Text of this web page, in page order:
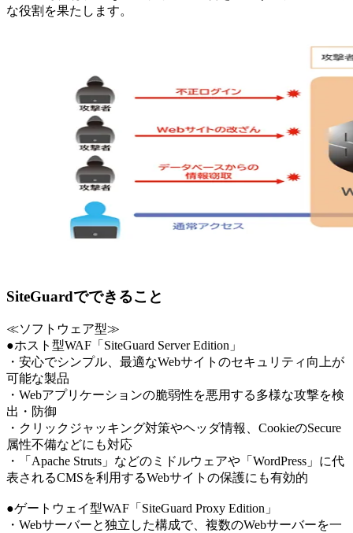
な役割を果たします。
SiteGuardでできること
≪ソフトウェア型≫
●ホスト型WAF「SiteGuard Server Edition」
・安心でシンプル、最適なWebサイトのセキュリティ向上が
可能な製品
・Webアプリケーションの脆弱性を悪用する多様な攻撃を検
出・防御
・クリックジャッキング対策やヘッダ情報、CookieのSecure
属性不備などにも対応
・「Apache Struts」などのミドルウェアや「WordPress」に代
表されるCMSを利用するWebサイトの保護にも有効的
●ゲートウェイ型WAF「SiteGuard Proxy Edition」
・Webサーバーと独立した構成で、複数のWebサーバーを一